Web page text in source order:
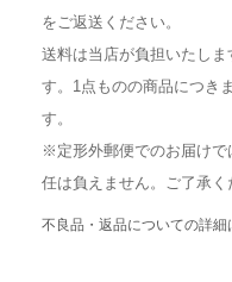
をご返送ください。
送料は当店が負担いたし
す。1点ものの商品につき
す。
※定形外郵便でのお届けで
任は負えません。ご了承く
不良品・返品についての詳細